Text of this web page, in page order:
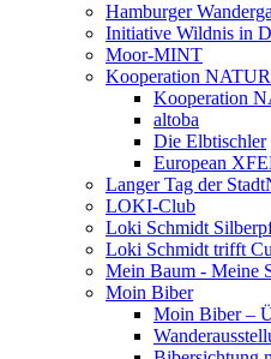
Hamburger
Initiative Wildnis in
Moor-MINT
Kooperation NATUR
Kooperation
altoba
Die Elbtischler
European
Langer Tag der
LOKI-Club
Loki Schmidt
Loki Schmidt trifft
Mein Baum - Meine
Moin Biber
Moin Biber –